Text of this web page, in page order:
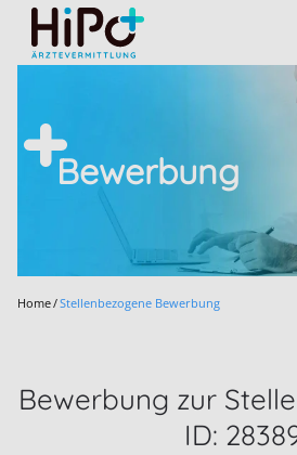
Skip to main content
Bewerbung
Home Stellenbezogene Bewerbung
Bewerbung zur
ID: